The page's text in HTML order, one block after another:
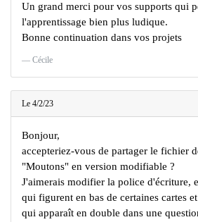
Un grand merci pour vos supports qui
l'apprentissage bien plus ludique.
Bonne continuation dans vos projets
Cécile
Le 4/2/23
Bonjour,
accepteriez-vous de partager le fichier
"Moutons" en version modifiable ?
J'aimerais modifier la police d'écriture,
qui figurent en bas de certaines cartes
qui apparaît en double dans une